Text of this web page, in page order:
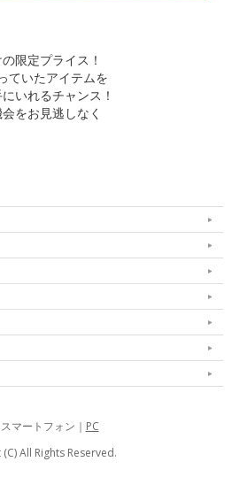
限定プライス！
ていたアイテムを
いれるチャンス！
をお見逃しなく
マートフォン｜ PC
All Rights Reserved.